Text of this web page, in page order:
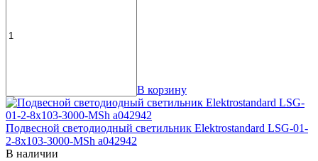
В корзину
Подвесной светодиодный светильник Elektrostandard LSG-01-
2-8x103-3000-MSh a042942
В наличии